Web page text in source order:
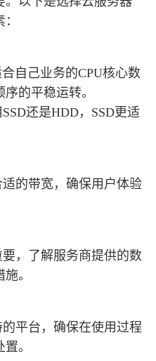
自己业务的CPU核心数
的平稳运转。
还是HDD，SSD更适
的带宽，确保用户体验
，了解服务商提供的数
。
平台，确保在使用过程
。